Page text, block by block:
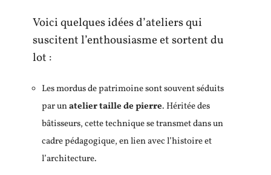
Voici quelques idées d’ateliers qui
suscitent l’enthousiasme et sortent du
lot :
Les mordus de patrimoine sont souvent séduits
par unatelier taille de pierre. Héritée des
bâtisseurs, cette technique se transmet dans un
cadre pédagogique, en lien avec l’histoire et
l’architecture.